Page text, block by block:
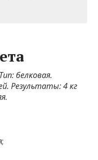
Тип: белковая.
Результаты: 4 кг